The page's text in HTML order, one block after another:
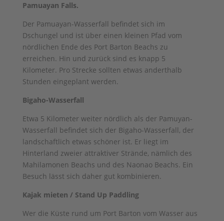
Pamuayan Falls.
Der Pamuayan-Wasserfall befindet sich im
Dschungel und ist über einen kleinen Pfad vom
nördlichen Ende des Port Barton Beachs zu
erreichen. Hin und zurück sind es knapp 5
Kilometer. Pro Strecke sollten etwas anderthalb
Stunden eingeplant werden.
Bigaho-Wasserfall
Etwa 5 Kilometer weiter nördlich als der Pamuyan-
Wasserfall befindet sich der Bigaho-Wasserfall, der
landschaftlich etwas schöner ist. Er liegt im
Hinterland zweier attraktiver Strände, nämlich des
Mahilamonen Beachs und des Naonao Beachs. Ein
Besuch lässt sich daher gut kombinieren.
Kajak mieten / Stand Up Paddling
Wer die Küste rund um Port Barton vom Wasser aus